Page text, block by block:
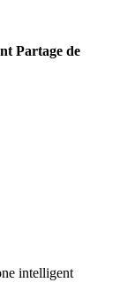
Partage de
intelligent